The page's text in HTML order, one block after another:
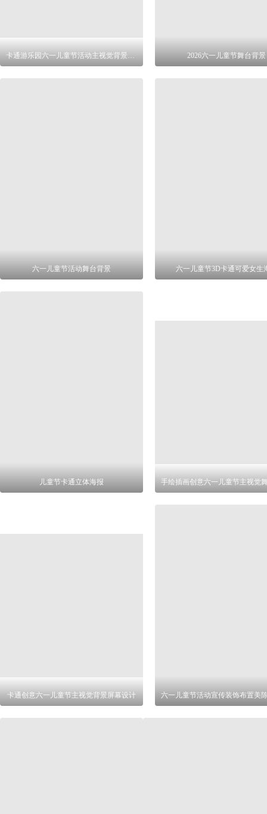
卡通游乐园六一儿童节活动主视觉背景设计 2026六一儿童节舞台背景
六一儿童节活动舞台背景 六一儿童节3D卡通可爱女生
儿童节卡通立体海报
卡通创意六一儿童节主视觉背景屏幕设计